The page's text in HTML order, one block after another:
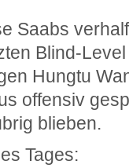
Saabs
Blind-
Hungtu
offensiv
blieben.
Tages: